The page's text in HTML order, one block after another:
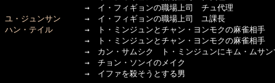
ユ・ジュンサン
ハン・テイル →　ト・ミンジュンとチャン・ヨンモクの麻雀相手
→　ト・ミンジュンとチャン・ヨンモクの麻雀相手
→　カン・サムシク　ト・ミンジュンにキム・ムサンでは
→　チョン・ソンイのメイク
→　イファを殺そうとする男